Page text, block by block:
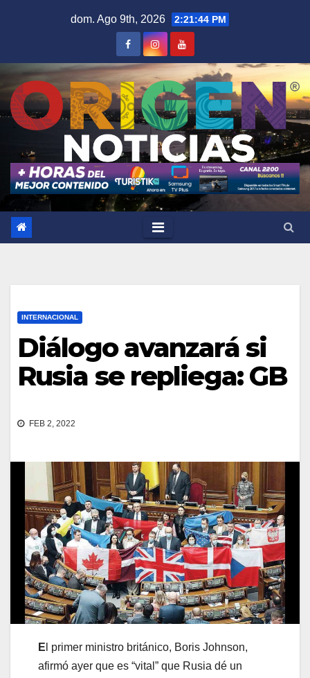
dom. Ago 9th, 2026 2:21:45 PM
INTERNACIONAL
Diálogo avanzará si
Rusia se repliega: GB
FEB 2, 2022
E l primer ministro británico, Boris Johnson,
afirmó ayer que es “vital” que Rusia dé un